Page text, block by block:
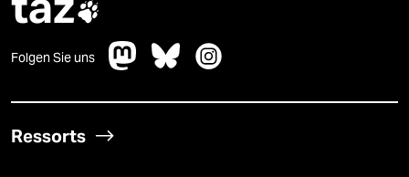

Folgen Sie uns
Ressorts